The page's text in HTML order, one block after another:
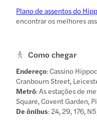
Plano de assentos do
encontrar os melhores
Como chegar
Endereço: Cassino
Cranbourn Street,
Metrô: As estações de
Square, Covent Garden,
De ônibus: 24, 29, 176,